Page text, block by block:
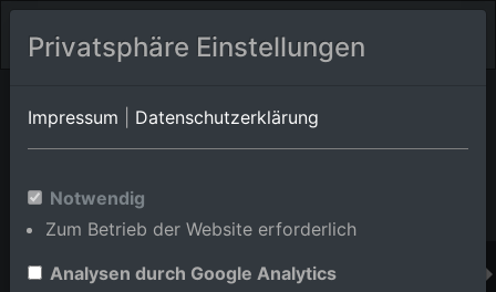
Orts-Album von Mannheim/Sandhofen
Württemberg,Deutschland
Im Shop bestellen
Privatsphäre Einstellungen
Impressum Datenschutzerklärung
Notwendig
Zum Betrieb der Website erforderlich
Analysen durch Google Analytics